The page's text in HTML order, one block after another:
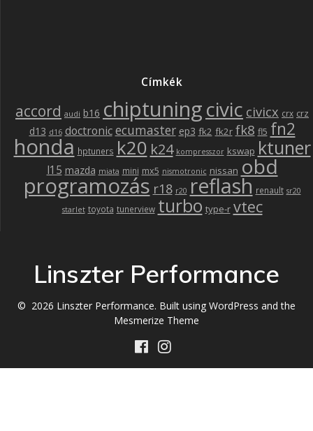
Címkék
accord audi b16 chiptuningcivic civicx crx crz
d13 d16 doctronic ecumaster ep3 fk2 fk2r fk8 fl5 fn2
honda hptuners k20 k24 kompresszor kswap ktuner
l15 mazda miata mini mx5 nismotronic nissan obd
programozás r18 r20 reflash renault sr20
starlet toyota tunerview turbo type-r vtec
Linszter Performance
© 2026 Linszter Performance. Built using WordPress and the
Mesmerize Theme